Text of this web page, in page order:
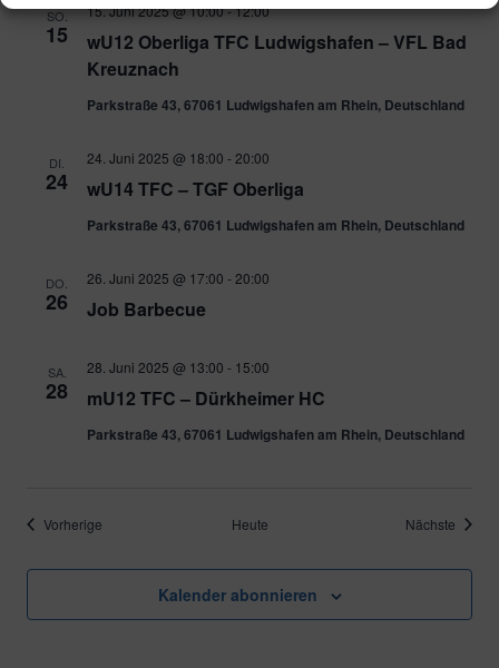
SO.
15
wU12 Oberliga TFC Ludwigshafen – VFL Bad
Kreuznach
15. Juni 2025 @ 10:00-12:00
Parkstraße 43, 67061 Ludwigshafen am Rhein, Deutschland
DI.
24 wU14 TFC – TGF Oberliga
24. Juni 2025 @ 18:00 - 20:00
Parkstraße 43, 67061 Ludwigshafen am Rhein, Deutschland
DO.
26 Job Barbecue
26. Juni 2025 @ 17:00 - 20:00
SA.
28 mU12 TFC – Dürkheimer HC
28. Juni 2025 @ 13:00 - 15:00
Parkstraße 43, 67061 Ludwigshafen am Rhein, Deutschland
Vorherige Heute Nächste
Kalender abonnieren